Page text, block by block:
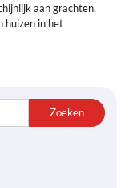
aan grachten,
huizen in het
Zoeken